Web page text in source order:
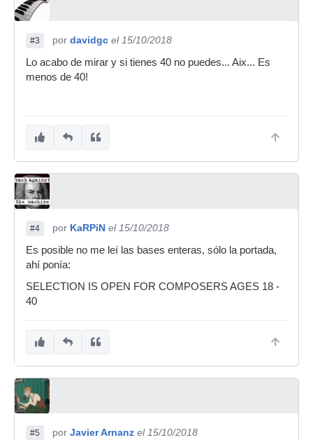
#3 por davidgc el 15/10/2018
Lo acabo de mirar y si tienes 40 no puedes... Aix... Es
menos de 40!
#4 por KaRPiN el 15/10/2018
Es posible no me leí las bases enteras, sólo la portada,
ahí ponía:
SELECTION IS OPEN FOR COMPOSERS AGES 18 -
40
#5 por Javier Arnanz el 15/10/2018